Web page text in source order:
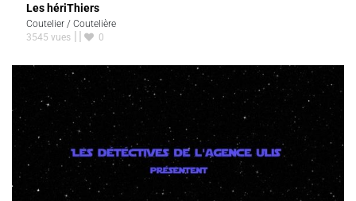
Les hériThiers
Coutelier / Coutelière
3545 vues
0